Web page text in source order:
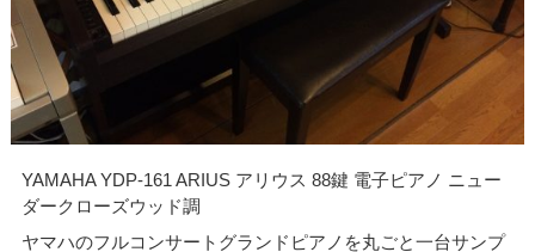
YAMAHA YDP-161 ARIUS アリウス 88鍵 電子ピアノ ニュー
ダークローズウッド調
ヤマハのフルコンサートグランドピアノを丸ごと一台サンプ